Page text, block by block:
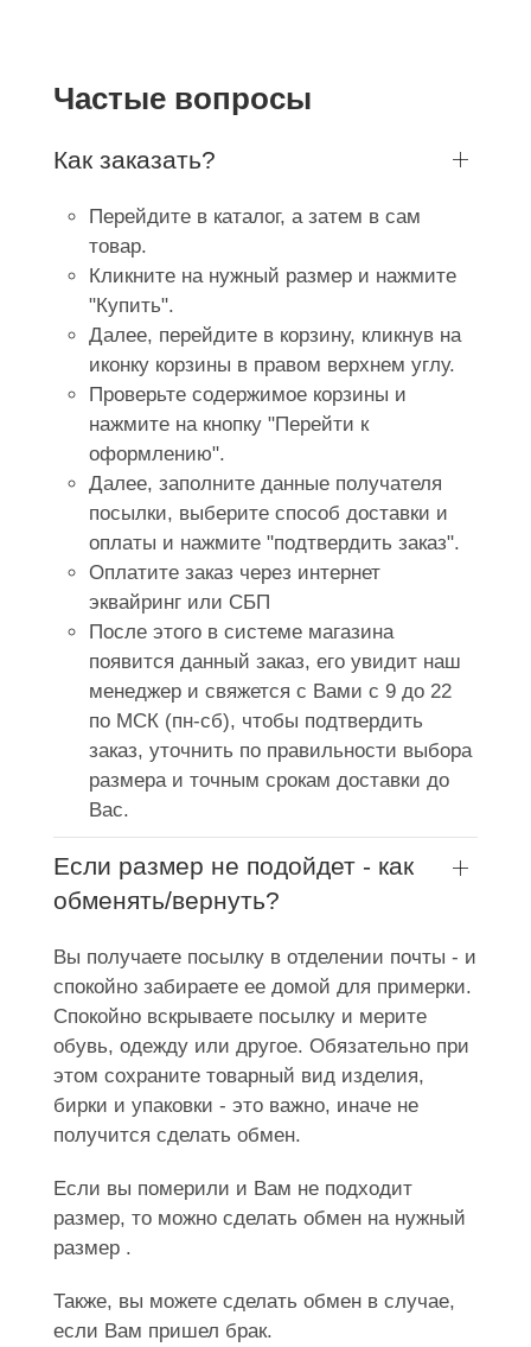
Частые вопросы
Как заказать?
Перейдите в каталог, а затем в сам
товар.
Кликните на нужный размер и нажмите
"Купить".
Далее, перейдите в корзину, кликнув на
иконку корзины в правом верхнем углу.
Проверьте содержимое корзины и
нажмите на кнопку "Перейти к
оформлению".
Далее, заполните данные получателя
посылки, выберите способ доставки и
оплаты и нажмите "подтвердить заказ".
Оплатите заказ через интернет
эквайринг или СБП
После этого в системе магазина
появится данный заказ, его увидит наш
менеджер и свяжется с Вами с 9 до 22
по МСК (пн-сб), чтобы подтвердить
заказ, уточнить по правильности выбора
размера и точным срокам доставки до
Вас.
Если размер не подойдет - как
обменять/вернуть?
Вы получаете посылку в отделении почты - и
спокойно забираете ее домой для примерки.
Спокойно вскрываете посылку и мерите
обувь, одежду или другое. Обязательно при
этом сохраните товарный вид изделия,
бирки и упаковки - это важно, иначе не
получится сделать обмен.
Если вы померили и Вам не подходит
размер, то можно сделать обмен на нужный
размер .
Также, вы можете сделать обмен в случае,
если Вам пришел брак.